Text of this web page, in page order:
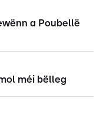
a Poubellë
méi bëlleg